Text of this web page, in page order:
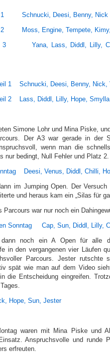
1 Schnucki, Deesi, Benny, Nick
2 Moss, Engine, Tempete,
3 Yana, Lass, Diddl, Lilly,
1 Schnucki, Deesi, Benny, Nick,
2 Lass, Diddl, Lilly, Hope,
Simone Lohr und Mina Piske,
Der A3 war gerade in der
wenn man die
nur bedingt, Null Fehler und Platz 2.
Deesi, Venus, Diddl, Chilli,
im Jumping Open. Der
und heraus kam ein „Silas für
Parcours war nur noch ein
Sonntag Cap, Sun, Diddl, Lilly,
noch ein A Open für alle
in den vergangenen vier Läufen
Parcours. Jester rutschte
spät wie man auf dem Video
die Entscheidung eingreifen.
Hope, Sun, Jester
waren mit Mina Piske und
Anspruchsvolle und runde
erfreuten.